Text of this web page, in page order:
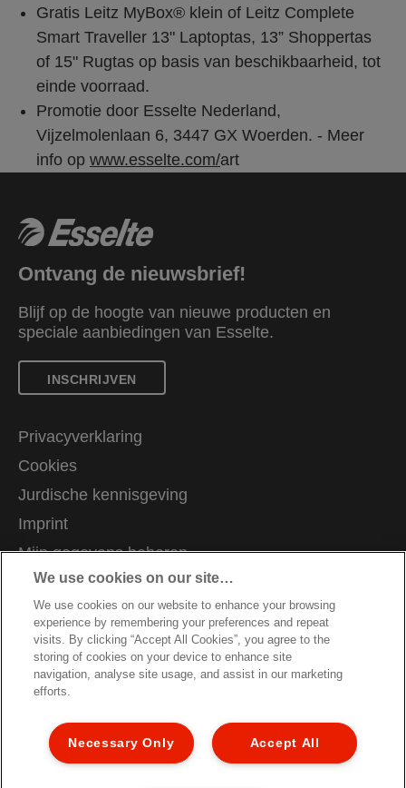
Gratis Leitz MyBox® klein of Leitz Complete
Smart Traveller 13" Laptoptas, 13” Shoppertas
of 15" Rugtas op basis van beschikbaarheid, tot
einde voorraad.
Promotie door Esselte Nederland,
Vijzelmolenlaan 6, 3447 GX Woerden. - Meer
info op www.esselte.com/art
Ontvang de nieuwsbrief!
Blijf op de hoogte van nieuwe producten en
speciale aanbiedingen van Esselte.
INSCHRIJVEN
Privacyverklaring
Cookies
Jurdische kennisgeving
Imprint
Mijn gegevens beheren
Klantenservice
Vacatures
Richtlijnen bij recycling van verpakkingen
Garantievoorwaarden
Conformiteitsverklaringen
Sitemap
Algemene Voorwaarden
We use cookies on our site…
We use cookies on our website to enhance your browsing
experience by remembering your preferences and repeat
visits. By clicking “Accept All Cookies”, you agree to the
storing of cookies on your device to enhance site
navigation, analyse site usage, and assist in our marketing
efforts.
Accept All
Necessary Only